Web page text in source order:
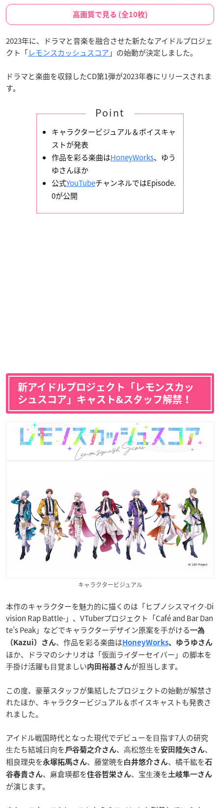
高画質で見る (全10枚)
2023年に、ドラマと音楽を融合させた新たなアイドルプロジェ
クト「レモンスカッシュスコア 」の始動が決定しました。
ドラマと楽曲を収録したCD第1弾が2023年春にリリースされま
す。
Point
キャラクタービジュアル＆ボイスキャ
ストが発表
作品を彩る楽曲はHoneyWorks、ゆう
ゆさんほか
公式YouTubeチャンネルではEpisode.
0が公開
新アイドルプロジェクト「レモンスカッ
シュスコア」キャスト&スタッフ解禁！
キャラクタービジュアル
本作のキャラクターを魅⼒的に描くのは「ヒプノシスマイク-Di
vision Rap Battle-」、VTuberプロジェクト「Café and Bar Dan
te’s Peak」などでキャラクターデザイン原案を⼿がける⼀為
（Kazui）さん、作品を彩る楽曲は HoneyWorks、ゆうゆさん
ほか、ドラマのシナリオは「仮⾯ライダーセイバー」の脚本を
⼿掛け活躍も⽬覚ましい内⽥裕基さんが担当します。
この度、豪華スタッフが集結したプロジェクトの始動が解禁さ
れたほか、キャラクタービジュアル＆ボイスキャストも発表さ
れました。
アイドル戦国時代となった現代でデビューを⽬指す7⼈の研究
⽣たち結城⽇向を ⼾⾕菊之介さん、⾼松悠⽣を安⽥陸⽮さん、
相良理央を永塚拓⾺さん、藤堂暁を ⽩井悠介さん、橘千紘を⽯
⾕春貴さん、⿇倉瑛都を住⾕哲栄さん、宝⽣湊を ⼟岐隼⼀さん
が演じます。